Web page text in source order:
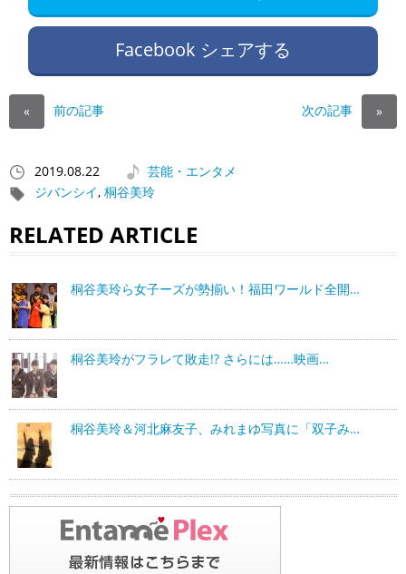
Facebook シェアする
« 前の記事 次の記事 »
2019.08.22
芸能・エンタメ
ジバンシイ, 桐谷美玲
RELATED ARTICLE
桐谷美玲ら女子ーズが勢揃い！福田ワールド全開…
桐谷美玲がフラレて敗走!? さらには……映画…
桐谷美玲＆河北麻友子、みれまゆ写真に「双子み…